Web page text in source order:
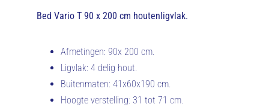
Bed Vario T 90 x 200 cm houtenligvlak.
Afmetingen: 90x 200 cm.
Ligvlak: 4 delig hout.
Buitenmaten: 41x60x190 cm.
Hoogte verstelling: 31 tot 71 cm.